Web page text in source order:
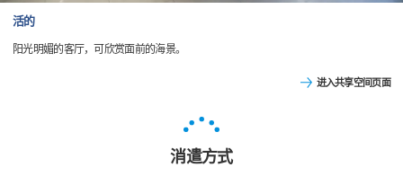
活的
阳光明媚的客厅，可欣赏面前的海景。
进入共享空间页面
消遣方式